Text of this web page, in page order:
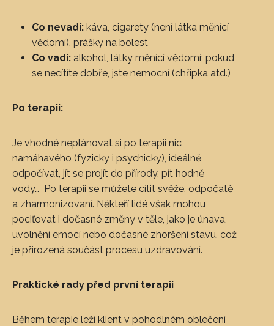
Co nevadí: káva, cigarety (není látka měnící
vědomí), prášky na bolest
Co vadí: alkohol, látky měnící vědomí; pokud
se necítíte dobře, jste nemocní (chřipka atd.)
Po terapii:
Je vhodné neplánovat si po terapii nic
namáhavého (fyzicky i psychicky), ideálně
odpočívat, jít se projít do přírody, pít hodně
vody… Po terapii se můžete cítit svěže, odpočatě
a zharmonizovaní. Někteří lidé však mohou
pociťovat i dočasné změny v těle, jako je únava,
uvolnění emocí nebo dočasné zhoršení stavu, což
je přirozená součást procesu uzdravování.
Praktické rady před první terapií
Během terapie leží klient v pohodlném oblečení